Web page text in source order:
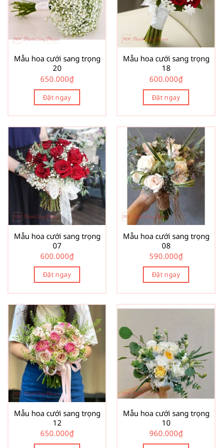
Mẫu hoa cưới sang trọng
20
650.000₫
Đặt ngay
Mẫu hoa cưới sang trọng
18
600.000₫
Đặt ngay
Mẫu hoa cưới sang trọng
07
600.000₫
Đặt ngay
Mẫu hoa cưới sang trọng
08
590.000₫
Đặt ngay
Mẫu hoa cưới sang trọng
12
650.000₫
Mẫu hoa cưới sang trọng
10
960.000₫